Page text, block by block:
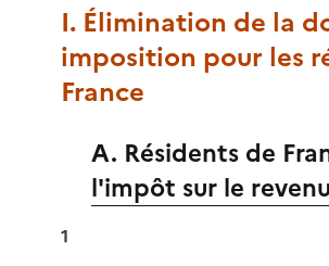
I. Élimination de la
imposition pour les
France
A. Résidents de
l'impôt sur le revenu
1